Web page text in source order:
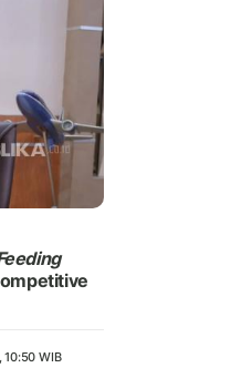
WIB